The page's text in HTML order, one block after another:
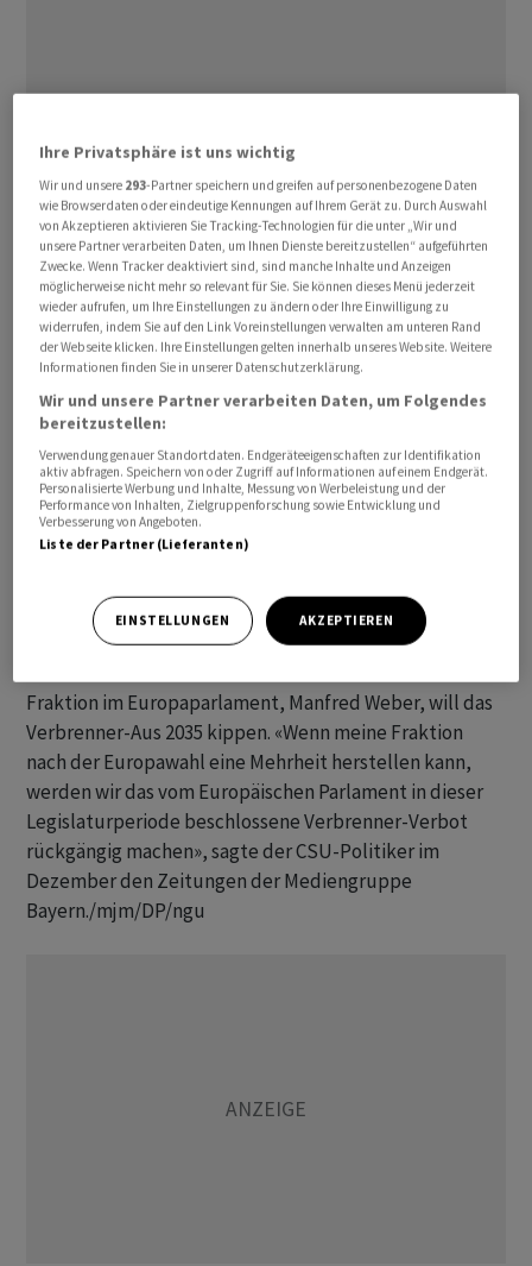
2022 hatte sich die EU darauf geeinigt, dass ab 2035
keine Neuwagen mehr zugelassen werden sollen, die
Benzin oder Diesel tanken. Bereits bei der Einigung
wurde festgehalten, dass 2026 eine Überprüfung
erfolgt. In der Bundesregierung hatte vor allem die FDP
darauf gedrungen, ausschliesslich mit
klimafreundlichen E-Fuels betankte Autos vom
sogenannten Verbrenner-Aus auszunehmen. Wie das im
Fraktion im Europaparlament, Manfred Weber, will das
Verbrenner-Aus 2035 kippen. «Wenn meine Fraktion
nach der Europawahl eine Mehrheit herstellen kann,
werden wir das vom Europäischen Parlament in dieser
Legislaturperiode beschlossene Verbrenner-Verbot
rückgängig machen», sagte der CSU-Politiker im
Dezember den Zeitungen der Mediengruppe
Bayern./mjm/DP/ngu
Ihre Privatsphäre ist uns wichtig
Wir und unsere 293-Partner speichern und greifen auf personenbezogene Daten
wie Browserdaten oder eindeutige Kennungen auf Ihrem Gerät zu. Durch Auswahl
von Akzeptieren aktivieren Sie Tracking-Technologien für die unter „Wir und
unsere Partner verarbeiten Daten, um Ihnen Dienste bereitzustellen“ aufgeführten
Zwecke. Wenn Tracker deaktiviert sind, sind manche Inhalte und Anzeigen
möglicherweise nicht mehr so relevant für Sie. Sie können dieses Menü jederzeit
wieder aufrufen, um Ihre Einstellungen zu ändern oder Ihre Einwilligung zu
widerrufen, indem Sie auf den Link Voreinstellungen verwalten am unteren Rand
der Webseite klicken. Ihre Einstellungen gelten innerhalb unseres Website. Weitere
Informationen finden Sie in unserer Datenschutzerklärung.
Wir und unsere Partner verarbeiten Daten, um Folgendes
bereitzustellen:
Verwendung genauer Standortdaten. Endgeräteeigenschaften zur Identifikation
aktiv abfragen. Speichern von oder Zugriff auf Informationen auf einem Endgerät.
Personalisierte Werbung und Inhalte, Messung von Werbeleistung und der
Performance von Inhalten, Zielgruppenforschung sowie Entwicklung und
Verbesserung von Angeboten.
Liste der Partner (Lieferanten)
EINSTELLUNGEN AKZEPTIEREN